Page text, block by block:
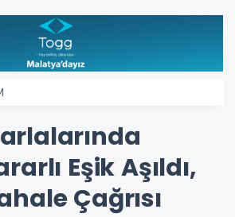
Eşik Aşıldı,
Çağrısı